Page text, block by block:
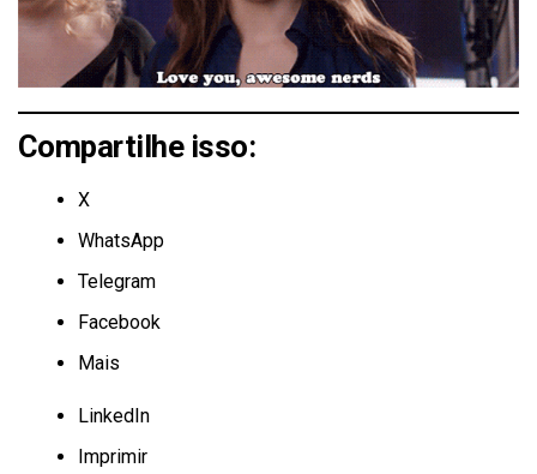
Compartilhe isso:
X
WhatsApp
Telegram
Facebook
Mais
LinkedIn
Imprimir